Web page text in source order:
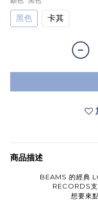
黑色 卡其
商品描述
BEAMS 的經典
RECORDS
想要來